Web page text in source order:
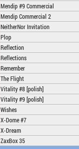
Mendip #9 Commercial
Mendip Commercial 2
NeitherNor Invitation
Plop
Reflection
Reflections
Remember
The Flight
Vitality #8 [polish]
Vitality #9 [polish]
Wishes
X-Dome #7
X-Dream
ZaxBox 35